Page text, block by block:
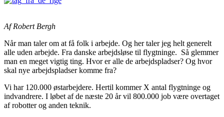
Af Robert Bergh
Når man taler om at få folk i arbejde. Og her taler jeg helt generelt
alle uden arbejde. Fra danske arbejdsløse til flygtninge. Så glemmer
man en meget vigtig ting. Hvor er alle de arbejdspladser? Og hvor
skal nye arbejdspladser komme fra?
Vi har 120.000 østarbejdere. Hertil kommer X antal flygtninge og
indvandrere. I løbet af de næste 20 år vil 800.000 job være overtaget
af robotter og anden teknik.